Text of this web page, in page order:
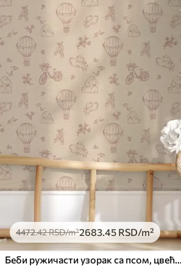
4472.42RSD/m²2683.45 RSD/m²
Беби ружичасти узорак са псом, цвећем и ваздухом